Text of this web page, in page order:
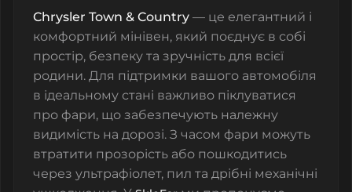
Chrysler Town & Country — це елегантний і
комфортний мінівен, який поєднує в собі
простір, безпеку та зручність для всієї
родини. Для підтримки вашого автомобіля
в ідеальному стані важливо піклуватися
про фари, що забезпечують належну
видимість на дорозі. З часом фари можуть
втратити прозорість або пошкодитись
через ультрафіолет, пил та дрібні механічні